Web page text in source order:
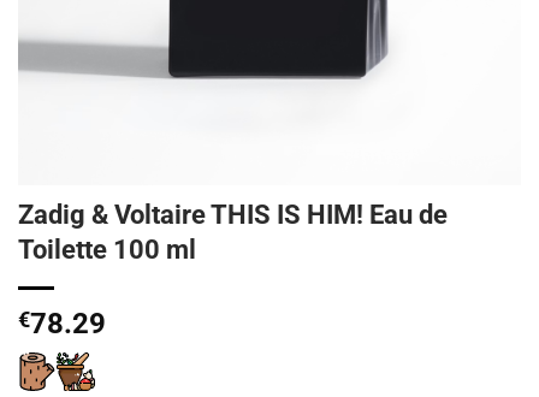
Zadig & Voltaire THIS IS HIM! Eau de
Toilette 100 ml
€78.29